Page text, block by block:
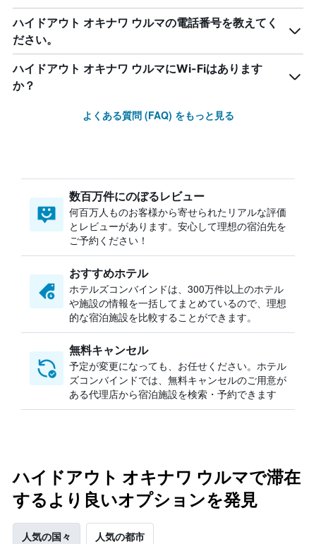
ハイドアウト オキナワ ウルマの電話番号を教えてく
ださい。
ハイドアウト オキナワ ウルマにWi-Fiはあります
か？
よくある質問 (FAQ) をもっと見る
数百万件にのぼるレビュー
何百万人ものお客様から寄せられたリアルな評価
とレビューがあります。安心して理想の宿泊先を
ご予約ください！
おすすめホテル
ホテルズコンバインドは、300万件以上のホテル
や施設の情報を一括してまとめているので、理想
的な宿泊施設を比較することができます。
無料キャンセル
予定が変更になっても、お任せください。ホテル
ズコンバインドでは、無料キャンセルのご用意が
ある代理店から宿泊施設を検索・予約できます
ハイドアウト オキナワ ウルマで滞在
するより良いオプションを発見
人気の国々 人気の都市